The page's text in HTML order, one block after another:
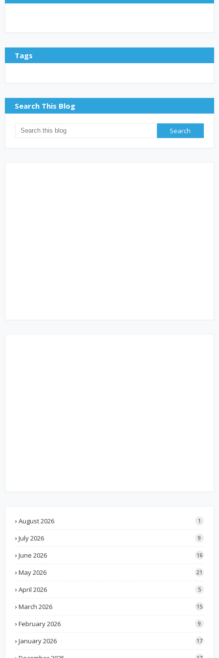
Tags
Search This Blog
August 2026 1
July 2026 9
June 2026 16
May 2026 21
April 2026 5
March 2026 15
February 2026 9
January 2026 17